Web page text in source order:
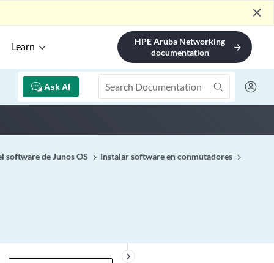
close
Learn
HPE Aruba Networking
documentation
arrow_forward
Ask AI
software de Junos OS Instalar software en conmutadores
keyboard_arrow_right